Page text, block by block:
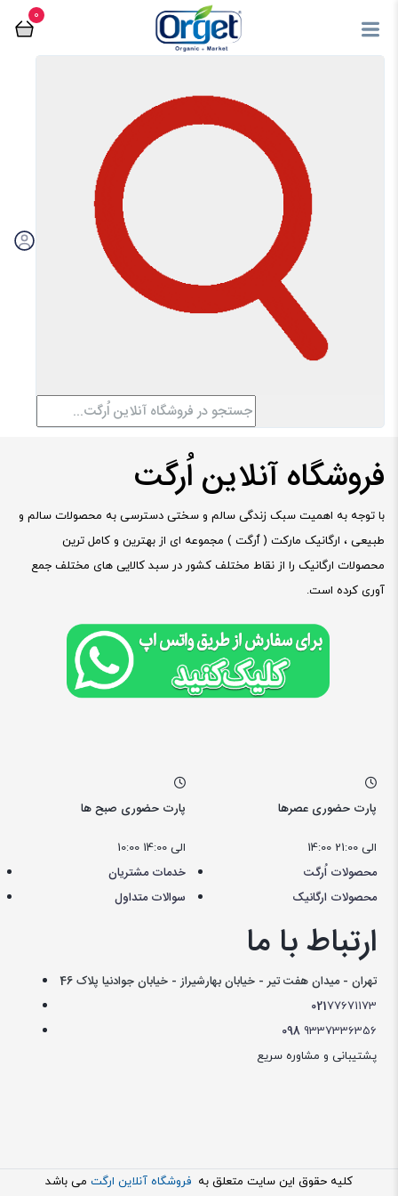
0
مرتب سازی بر اساس:
گران‌ترین
فروشگاه آنلاین اُرگت
با توجه به اهمیت سبک زندگی سالم و سختی دسترسی به محصولات سالم و
طبیعی ، ارگانیک مارکت ( ٱرگت ) مجموعه ای از بهترین و کامل ترین
محصولات ارگانیک را از نقاط مختلف کشور در سبد کالایی های مختلف جمع
آوری کرده است.
پارت حضوری صبح ها
10:00 الی 14:00
پارت حضوری عصرها
14:00 الی 21:00
خدمات مشتریان
سوالات متداول
محصولات اُرگت
محصولات ارگانیک
ارتباط با ما
تهران - میدان هفت تیر - خیابان بهارشیراز - خیابان جوادنیا پلاک 46
02177671173
098 9337336356
پشتیبانی و مشاوره سریع
کليه حقوق اين سايت متعلق به فروشگاه آنلاین ارگت می باشد